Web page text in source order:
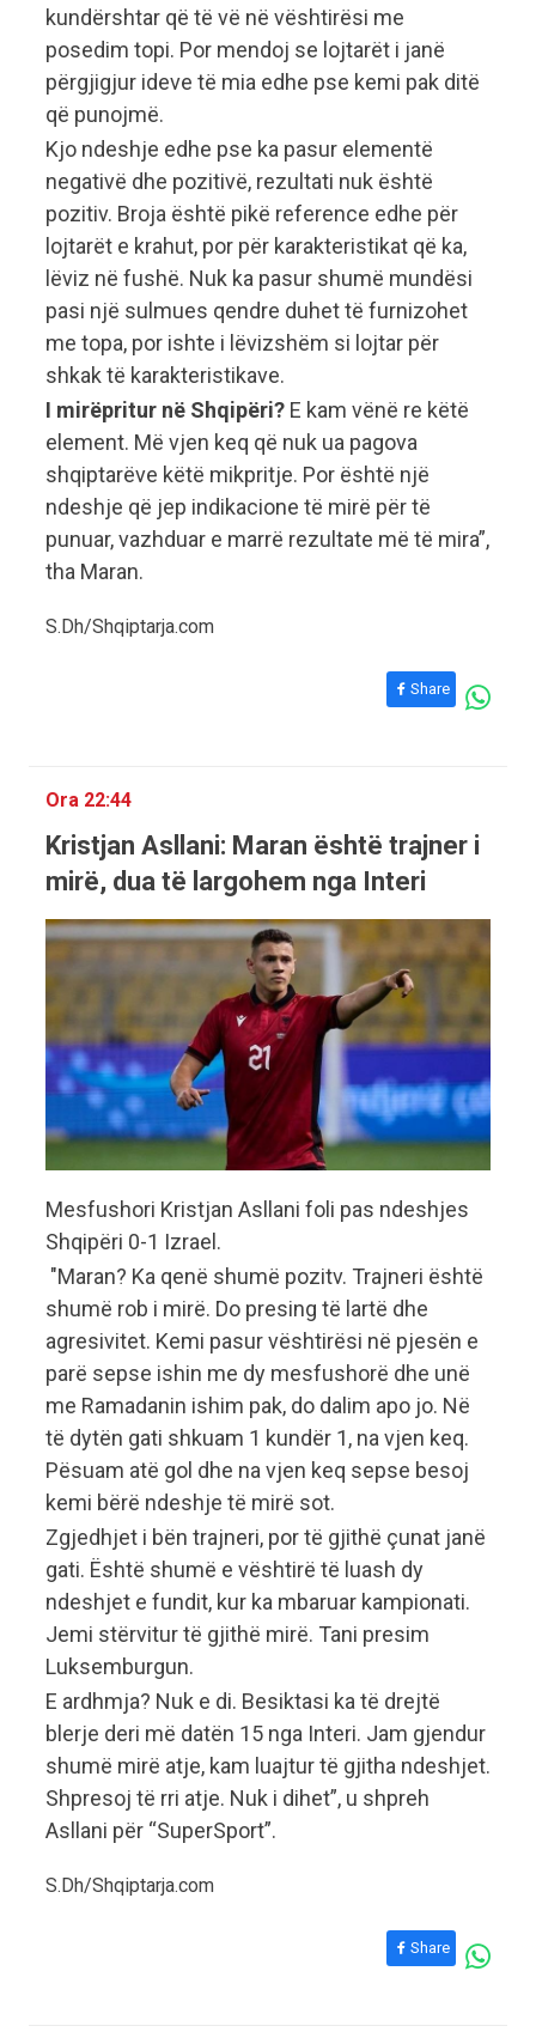
kundërshtar që të vë në vështirësi me
posedim topi. Por mendoj se lojtarët i janë
përgjigjur ideve të mia edhe pse kemi pak ditë
që punojmë.
Kjo ndeshje edhe pse ka pasur elementë
negativë dhe pozitivë, rezultati nuk është
pozitiv. Broja është pikë reference edhe për
lojtarët e krahut, por për karakteristikat që ka,
lëviz në fushë. Nuk ka pasur shumë mundësi
pasi një sulmues qendre duhet të furnizohet
me topa, por ishte i lëvizshëm si lojtar për
shkak të karakteristikave.
I mirëpritur në Shqipëri? E kam vënë re këtë
element. Më vjen keq që nuk ua pagova
shqiptarëve këtë mikpritje. Por është një
ndeshje që jep indikacione të mirë për të
punuar, vazhduar e marrë rezultate më të mira”,
tha Maran.
S.Dh/Shqiptarja.com
Share
Ora 22:44
Kristjan Asllani: Maran është trajner i
mirë, dua të largohem nga Interi
Mesfushori Kristjan Asllani foli pas ndeshjes
Shqipëri 0-1 Izrael.
"Maran? Ka qenë shumë pozitv. Trajneri është
shumë rob i mirë. Do presing të lartë dhe
agresivitet. Kemi pasur vështirësi në pjesën e
parë sepse ishin me dy mesfushorë dhe unë
me Ramadanin ishim pak, do dalim apo jo. Në
të dytën gati shkuam 1 kundër 1, na vjen keq.
Pësuam atë gol dhe na vjen keq sepse besoj
kemi bërë ndeshje të mirë sot.
Zgjedhjet i bën trajneri, por të gjithë çunat janë
gati. Është shumë e vështirë të luash dy
ndeshjet e fundit, kur ka mbaruar kampionati.
Jemi stërvitur të gjithë mirë. Tani presim
Luksemburgun.
E ardhmja? Nuk e di. Besiktasi ka të drejtë
blerje deri më datën 15 nga Interi. Jam gjendur
shumë mirë atje, kam luajtur të gjitha ndeshjet.
Shpresoj të rri atje. Nuk i dihet”, u shpreh
Asllani për “SuperSport”.
S.Dh/Shqiptarja.com
Share